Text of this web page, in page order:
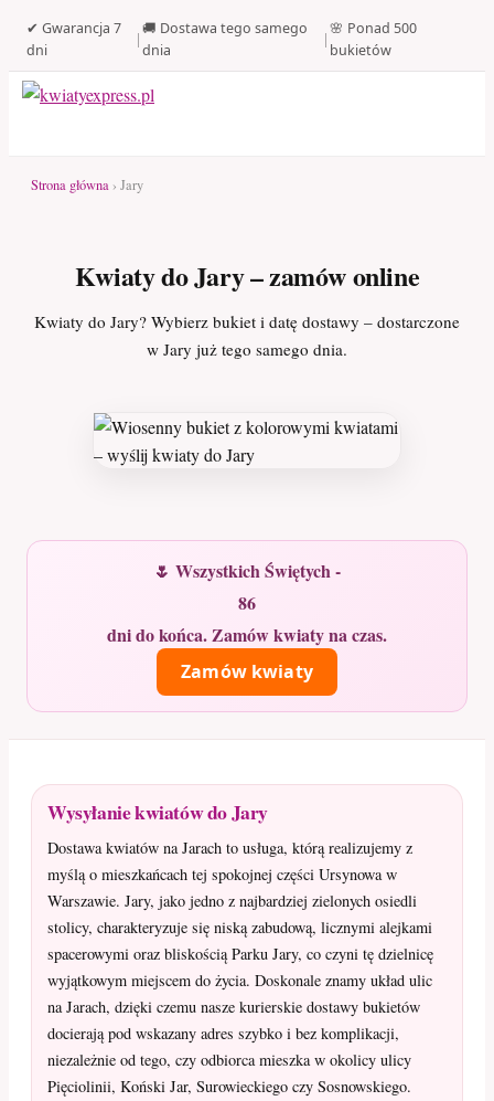
✔ Gwarancja 7
dni
|
🚚 Dostawa tego samego
dnia
|
🌸 Ponad 500
bukietów
Strona główna › Jary
Kwiaty do Jary – zamów online
Kwiaty do Jary? Wybierz bukiet i datę dostawy – dostarczone
w Jary już tego samego dnia.
🌷 Wszystkich Świętych -
86
dni do końca. Zamów kwiaty na czas.
Zamów kwiaty
Wysyłanie kwiatów do Jary
Dostawa kwiatów na Jarach to usługa, którą realizujemy z
myślą o mieszkańcach tej spokojnej części Ursynowa w
Warszawie. Jary, jako jedno z najbardziej zielonych osiedli
stolicy, charakteryzuje się niską zabudową, licznymi alejkami
spacerowymi oraz bliskością Parku Jary, co czyni tę dzielnicę
wyjątkowym miejscem do życia. Doskonale znamy układ ulic
na Jarach, dzięki czemu nasze kurierskie dostawy bukietów
docierają pod wskazany adres szybko i bez komplikacji,
niezależnie od tego, czy odbiorca mieszka w okolicy ulicy
Pięciolinii, Koński Jar, Surowieckiego czy Sosnowskiego.